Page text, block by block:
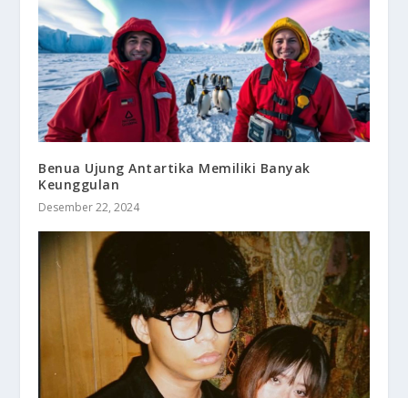
Benua Ujung Antartika Memiliki Banyak
Keunggulan
Desember 22, 2024